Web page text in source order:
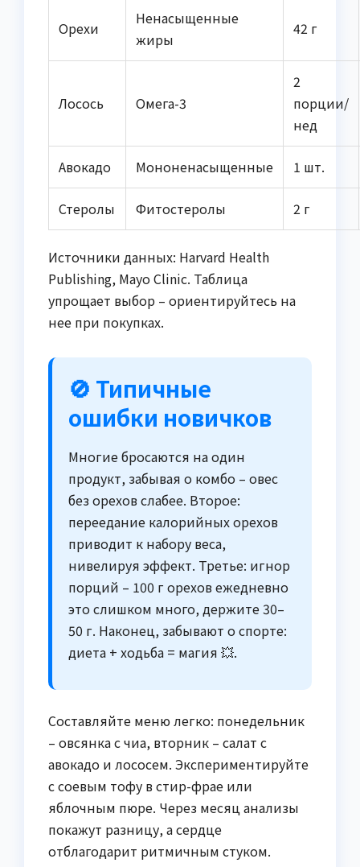
Орехи
Ненасыщенные
жиры
42 г
Лосось Омега-3
2
порции/
нед
Авокадо Мононенасыщенные 1 шт.
Стеролы Фитостеролы 2 г
Источники данных: Harvard Health
Publishing, Mayo Clinic. Таблица
упрощает выбор – ориентируйтесь на
нее при покупках.
🚫 Типичные
ошибки новичков
Многие бросаются на один
продукт, забывая о комбо – овес
без орехов слабее. Второе:
переедание калорийных орехов
приводит к набору веса,
нивелируя эффект. Третье: игнор
порций – 100 г орехов ежедневно
это слишком много, держите 30–
50 г. Наконец, забывают о спорте:
диета + ходьба = магия 💥.
Составляйте меню легко: понедельник
– овсянка с чиа, вторник – салат с
авокадо и лососем. Экспериментируйте
с соевым тофу в стир-фрае или
яблочным пюре. Через месяц анализы
покажут разницу, а сердце
отблагодарит ритмичным стуком.